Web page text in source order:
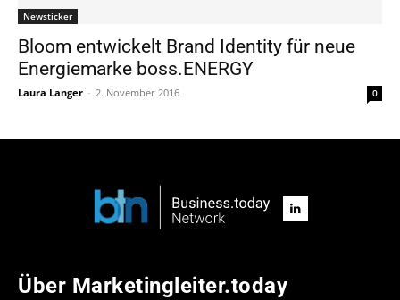
Newsticker
Bloom entwickelt Brand Identity für neue
Energiemarke boss.ENERGY
Laura Langer - 2. November 2016 0
Über Marketingleiter.today